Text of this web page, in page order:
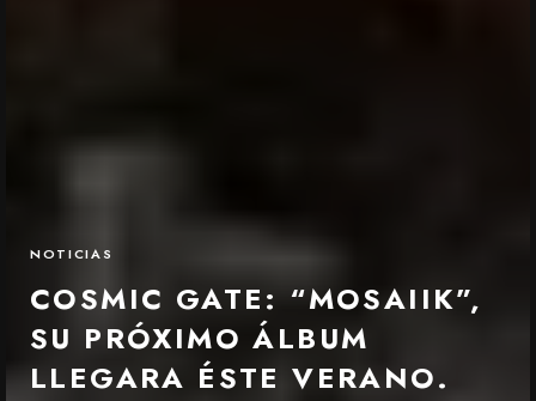
NOTICIAS
COSMIC GATE: “MOSAIIK”,
SU PRÓXIMO ÁLBUM
LLEGARA ÉSTE VERANO.